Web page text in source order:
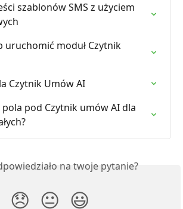
szablonów SMS z użyciem
uruchomić moduł Czytnik
Czytnik Umów AI
pola pod Czytnik umów AI dla
na twoje pytanie?
😞 😐 😃